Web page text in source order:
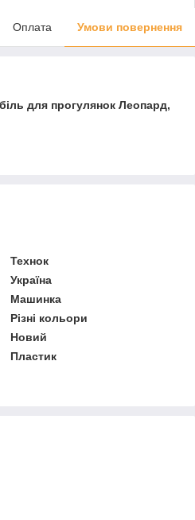
Оплата Умови повернення
для прогулянок Леопард,
Технок
Україна
Машинка
Різні кольори
Новий
Пластик